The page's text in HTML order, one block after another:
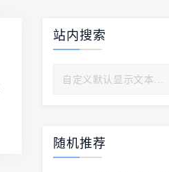
站内搜索
随机推荐